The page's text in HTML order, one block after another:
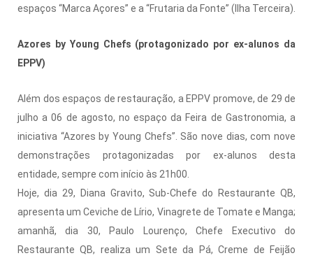
espaços “Marca Açores” e a “Frutaria da Fonte” (Ilha Terceira).
Azores by Young Chefs (protagonizado por ex-alunos da
EPPV)
Além dos espaços de restauração, a EPPV promove, de 29 de
julho a 06 de agosto, no espaço da Feira de Gastronomia, a
iniciativa “Azores by Young Chefs”. São nove dias, com nove
demonstrações protagonizadas por ex-alunos desta
entidade, sempre com início às 21h00.
Hoje, dia 29, Diana Gravito, Sub-Chefe do Restaurante QB,
apresenta um Ceviche de Lírio, Vinagrete de Tomate e Manga;
amanhã, dia 30, Paulo Lourenço, Chefe Executivo do
Restaurante QB, realiza um Sete da Pá, Creme de Feijão